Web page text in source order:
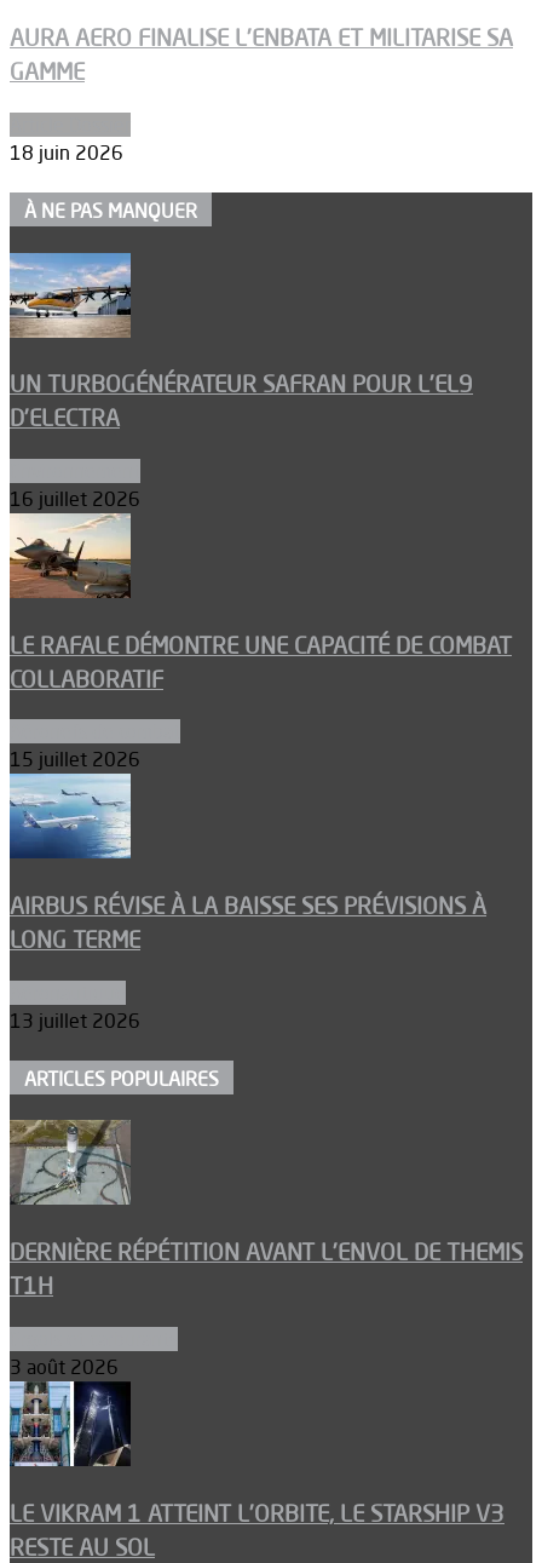
AURA AERO FINALISE L’ENBATA ET MILITARISE SA
GAMME
18 juin 2026
À NE PAS MANQUER
UN TURBOGÉNÉRATEUR SAFRAN POUR L’EL9
D’ELECTRA
16 juillet 2026
LE RAFALE DÉMONTRE UNE CAPACITÉ DE COMBAT
COLLABORATIF
15 juillet 2026
AIRBUS RÉVISE À LA BAISSE SES PRÉVISIONS À
LONG TERME
13 juillet 2026
ARTICLES POPULAIRES
DERNIÈRE RÉPÉTITION AVANT L’ENVOL DE THEMIS
T1H
3 août 2026
LE VIKRAM 1 ATTEINT L’ORBITE, LE STARSHIP V3
RESTE AU SOL